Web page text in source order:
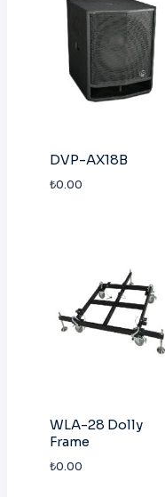
DVP-AX18B
₺0.00
WLA-28 Dolly
Frame
₺0.00